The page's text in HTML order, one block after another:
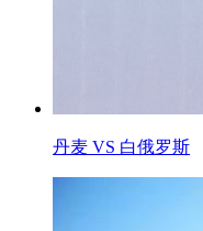
丹麦 VS 白俄罗斯